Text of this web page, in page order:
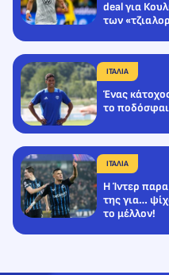
deal για
των
ΙΤΑΛΙΑ
Ένας
το
ΙΤΑΛΙΑ
Η Ίντερ
της για…
το μέλλον!